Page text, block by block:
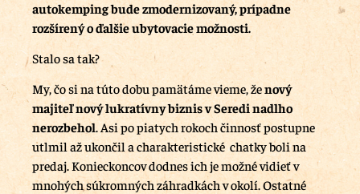
autokemping bude zmodernizovaný, prípadne
rozšírený o ďalšie ubytovacie možnosti.
Stalo sa tak?
My, čo si na túto dobu pamätáme vieme, ženový
majiteľ nový lukratívny biznis v Seredi nadlho
nerozbehol. Asi po piatych rokoch činnosť postupne
utlmil až ukončil a charakteristické chatky boli na
predaj. Konieckoncov dodnes ich je možné vidieť v
mnohých súkromných záhradkách v okolí. Ostatné